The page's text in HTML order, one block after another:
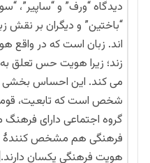
ديدگاه “ورف” و “ساپير”،
“باختين” و ديگران بر نقش
اند. زبان است که در واقع
زند؛ زیرا هویت حس تعلق
می کند. این احساس
شخص است که تابعیت،
گروه اجتماعی دارای فرهنگ
فرهنگی هم مشخص کنندهٔ